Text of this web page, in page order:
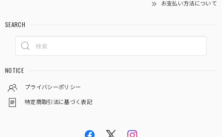
お支払い方法について
SEARCH
NOTICE
プライバシーポリシー
特定商取引法に基づく表記